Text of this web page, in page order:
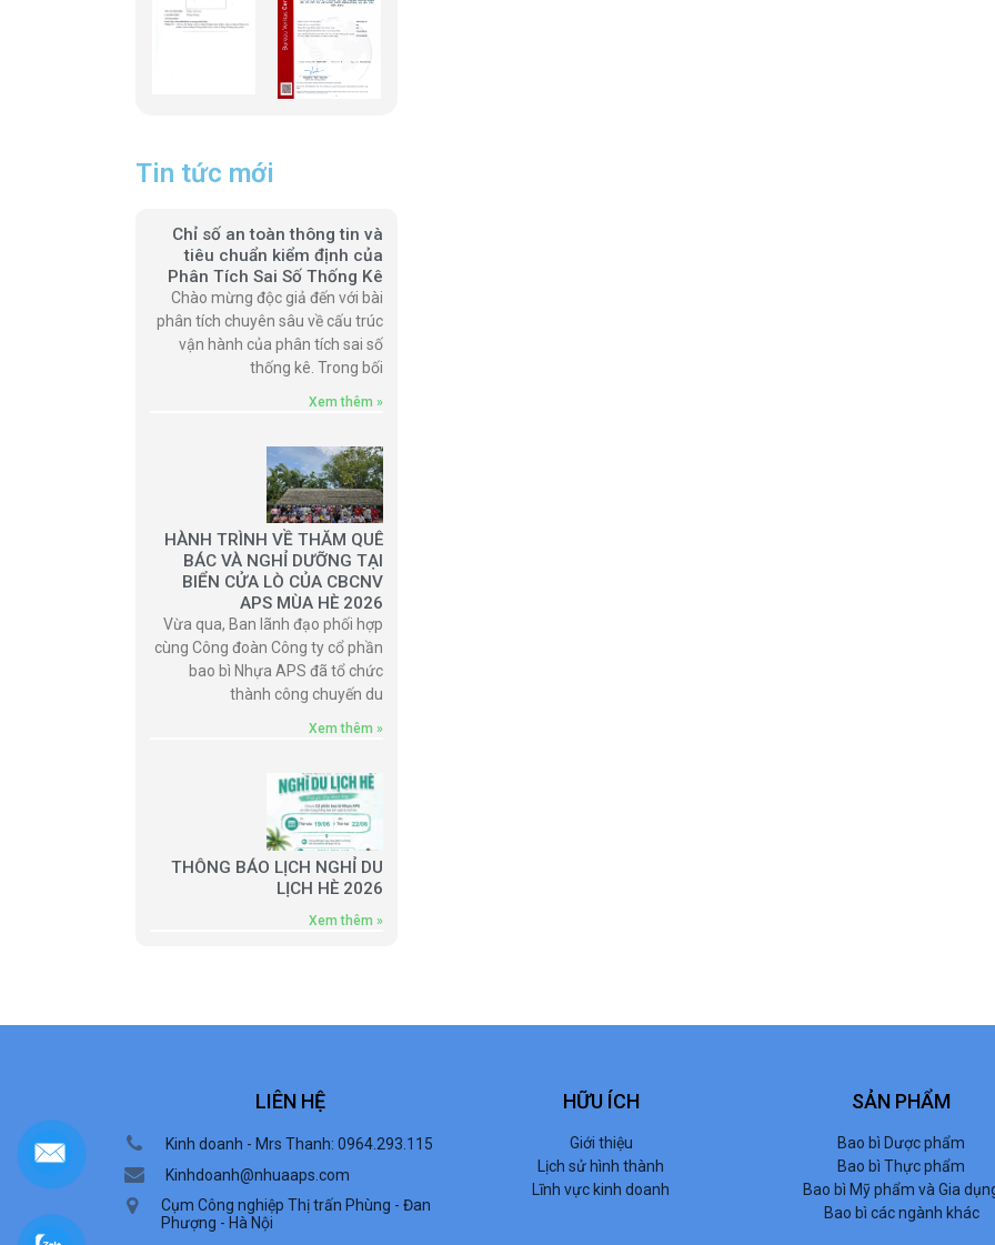
Tin tức mới
Chỉ số an toàn thông tin và
tiêu chuẩn kiểm định của
Phân Tích Sai Số Thống Kê
Chào mừng độc giả đến với bài
phân tích chuyên sâu về cấu trúc
vận hành của phân tích sai số
thống kê. Trong bối
Xem thêm »
HÀNH TRÌNH VỀ THĂM QUÊ
BÁC VÀ NGHỈ DƯỠNG TẠI
BIỂN CỬA LÒ CỦA CBCNV
APS MÙA HÈ 2026
Vừa qua, Ban lãnh đạo phối hợp
cùng Công đoàn Công ty cổ phần
bao bì Nhựa APS đã tổ chức
thành công chuyến du
Xem thêm »
THÔNG BÁO LỊCH NGHỈ DU
LỊCH HÈ 2026
Xem thêm »
LIÊN HỆ
Kinh doanh - Mrs Thanh: 0964.293.115
Kinhdoanh@nhuaaps.com
Cụm Công nghiệp Thị trấn Phùng - Đan
Phượng - Hà Nội
HỮU ÍCH
Giới thiệu
Lịch sử hình thành
Lĩnh vực kinh doanh
SẢN PHẨM
Bao bì Dược phẩm
Bao bì Thực phẩm
Bao bì Mỹ phẩm và Gia
Bao bì các ngành khác